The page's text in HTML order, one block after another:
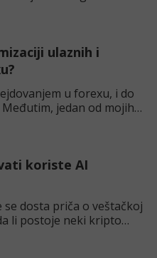
mi je palo na pam
ulaznih i
u forexu, i do
jedan od mojih
Da li mi A
koriste AI
se dosta priča o veštačkoj
li postoje neki kripto